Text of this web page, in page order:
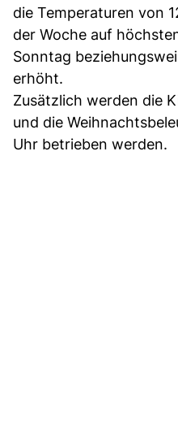
die Temperaturen von
der Woche auf
Sonntag
erhöht.
Zusätzlich werden die
und die
Uhr betrieben werden.